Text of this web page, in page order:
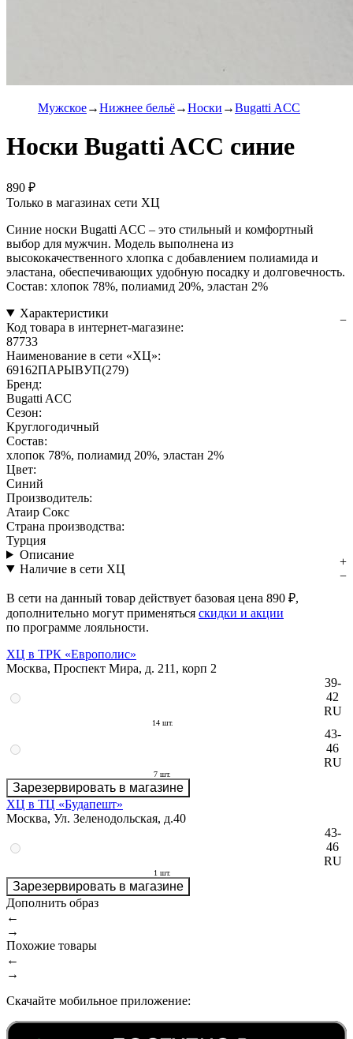
Мужское Нижнее бельё Носки Bugatti ACC
Носки Bugatti ACC синие
890 ₽
Только в магазинах сети ХЦ
Синие носки Bugatti ACC – это стильный и комфортный
выбор для мужчин. Модель выполнена из
высококачественного хлопка с добавлением полиамида и
эластана, обеспечивающих удобную посадку и долговечность.
Состав: хлопок 78%, полиамид 20%, эластан 2%
Характеристики
Код товара в интернет-магазине:
87733
Наименование в сети «ХЦ»:
69162ПAPЫBУП(279)
Бренд:
Bugatti ACC
Сезон:
Круглогодичный
Состав:
хлопок 78%, полиамид 20%, эластан 2%
Цвет:
Синий
Производитель:
Атаир Сокс
Страна производства:
Турция
Описание
Наличие в сети ХЦ
В сети на данный товар действует базовая цена 890 ₽,
дополнительно могут применяться скидки и акции
по программе лояльности.
ХЦ в ТРК «Европолис»
Москва, Проспект Мира, д. 211, корп 2
39-
42
RU
14 шт.
43-
46
RU
7 шт.
Зарезервировать в магазине
ХЦ в ТЦ «Будапешт»
Москва, Ул. Зеленодольская, д.40
43-
46
RU
1 шт.
Зарезервировать в магазине
Дополнить образ
←
→
Похожие товары
←
→
Скачайте мобильное приложение: